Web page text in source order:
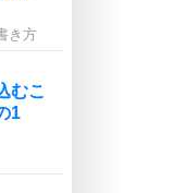
き方
むこ
1